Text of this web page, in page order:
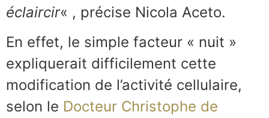
éclaircir« , précise Nicola Aceto.
En effet, le simple facteur « nuit »
expliquerait difficilement cette
modification de l’activité cellulaire,
selon le Docteur Christophe de